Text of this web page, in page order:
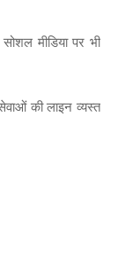
मीडिया पर भी
की लाइन व्यस्त